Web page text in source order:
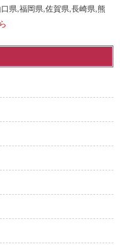
県,福岡県,佐賀県,長崎県,熊